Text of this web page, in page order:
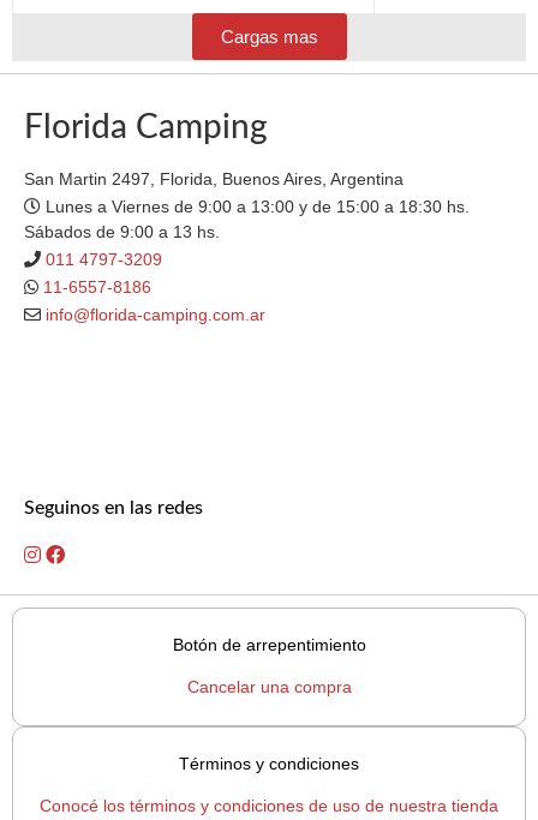
Cargas mas
Florida Camping
San Martin 2497, Florida, Buenos Aires, Argentina
Lunes a Viernes de 9:00 a 13:00 y de 15:00 a 18:30 hs.
Sábados de 9:00 a 13 hs.
011 4797-3209
11-6557-8186
info@florida-camping.com.ar
Seguinos en las redes
Botón de arrepentimiento
Cancelar una compra
Términos y condiciones
Conocé los términos y condiciones de uso de nuestra tienda